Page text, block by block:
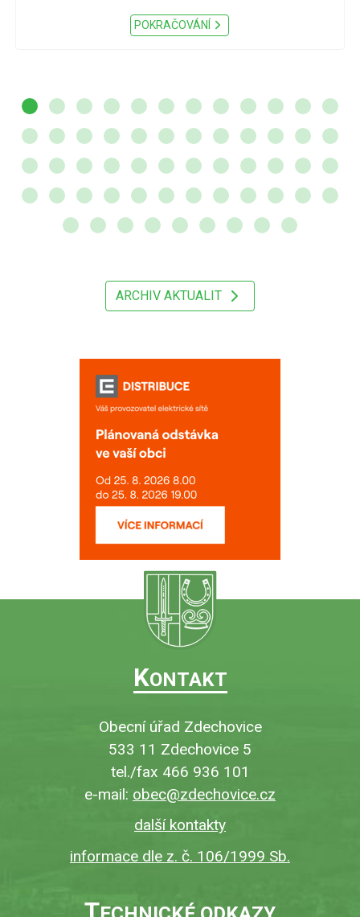
POKRAČOVÁNÍ
ARCHIV AKTUALIT
KONTAKT
Obecní úřad Zdechovice
533 11 Zdechovice 5
tel./fax 466 936 101
e-mail: obec@zdechovice.cz
další kontakty
informace dle z. č. 106/1999 Sb.